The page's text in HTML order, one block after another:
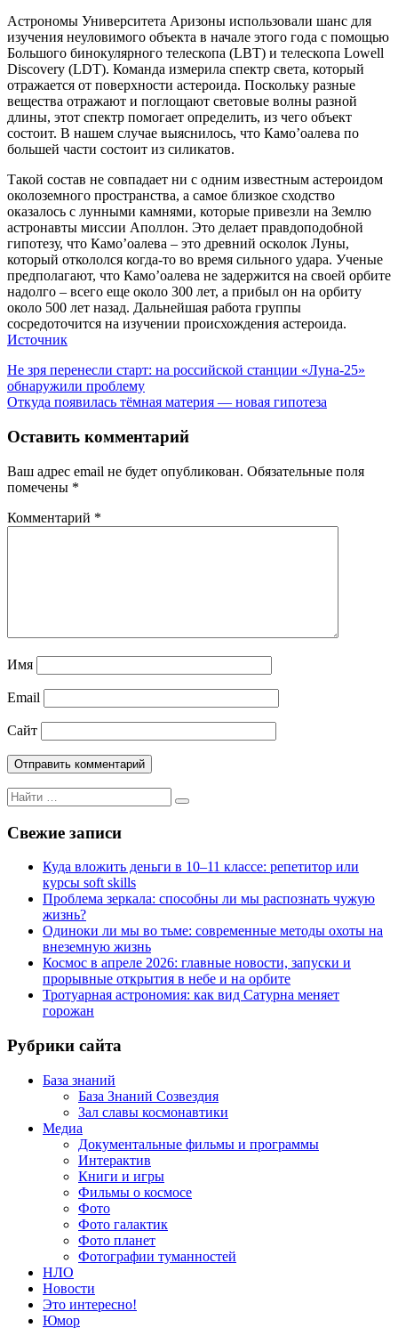
Астрономы Университета Аризоны использовали шанс для
изучения неуловимого объекта в начале этого года с помощью
Большого бинокулярного телескопа (LBT) и телескопа Lowell
Discovery (LDT). Команда измерила спектр света, который
отражается от поверхности астероида. Поскольку разные
вещества отражают и поглощают световые волны разной
длины, этот спектр помогает определить, из чего объект
состоит. В нашем случае выяснилось, что Камо’оалева по
большей части состоит из силикатов.
Такой состав не совпадает ни с одним известным астероидом
околоземного пространства, а самое близкое сходство
оказалось с лунными камнями, которые привезли на Землю
астронавты миссии Аполлон. Это делает правдоподобной
гипотезу, что Камо’оалева – это древний осколок Луны,
который откололся когда-то во время сильного удара. Ученые
предполагают, что Камо’оалева не задержится на своей орбите
надолго – всего еще около 300 лет, а прибыл он на орбиту
около 500 лет назад. Дальнейшая работа группы
сосредоточится на изучении происхождения астероида.
Источник
Навигация
по
Предыдущая
запись:
Не зря перенесли старт: на российской станции «Луна-25»
обнаружили проблему
Следующая
Откуда появилась тёмная материя — новая гипотеза
Оставить комментарий
Ваш адрес email не будет опубликован. Обязательные поля
помечены *
Комментарий *
Имя
Email
Сайт
Поиск
для:
Поиск
Свежие записи
Куда вложить деньги в 10–11 классе: репетитор или
курсы soft skills
Проблема зеркала: способны ли мы распознать чужую
жизнь?
Одиноки ли мы во тьме: современные методы охоты на
внеземную жизнь
Космос в апреле 2026: главные новости, запуски и
прорывные открытия в небе и на орбите
Тротуарная астрономия: как вид Сатурна меняет
горожан
Рубрики сайта
База знаний
База Знаний Созвездия
Зал славы космонавтики
Медиа
Документальные фильмы и программы
Интерактив
Книги и игры
Фильмы о космосе
Фото
Фото галактик
Фото планет
Фотографии туманностей
НЛО
Новости
Это интересно!
Юмор